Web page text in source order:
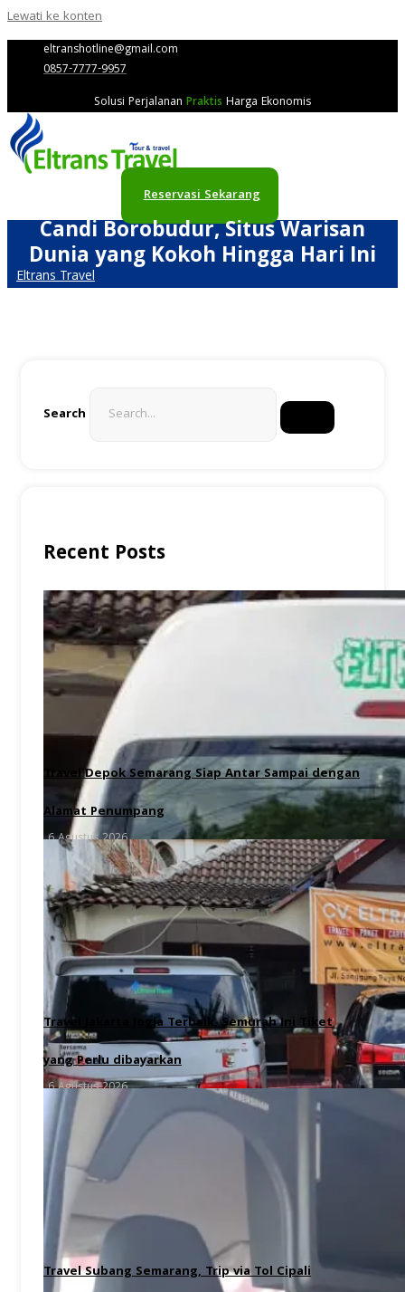
Lewati ke konten
eltranshotline@gmail.com
0857-7777-9957
Solusi Perjalanan Praktis Harga Ekonomis
Reservasi Sekarang
Candi Borobudur, Situs Warisan
Dunia yang Kokoh Hingga Hari Ini
Eltrans Travel
Search
Recent Posts
Travel Depok Semarang Siap Antar Sampai dengan
Alamat Penumpang
6 Agustus 2026
Travel Jakarta Jogja Terbaik, Semurah Ini Tiket
yang Perlu dibayarkan
6 Agustus 2026
Travel Subang Semarang, Trip via Tol Cipali